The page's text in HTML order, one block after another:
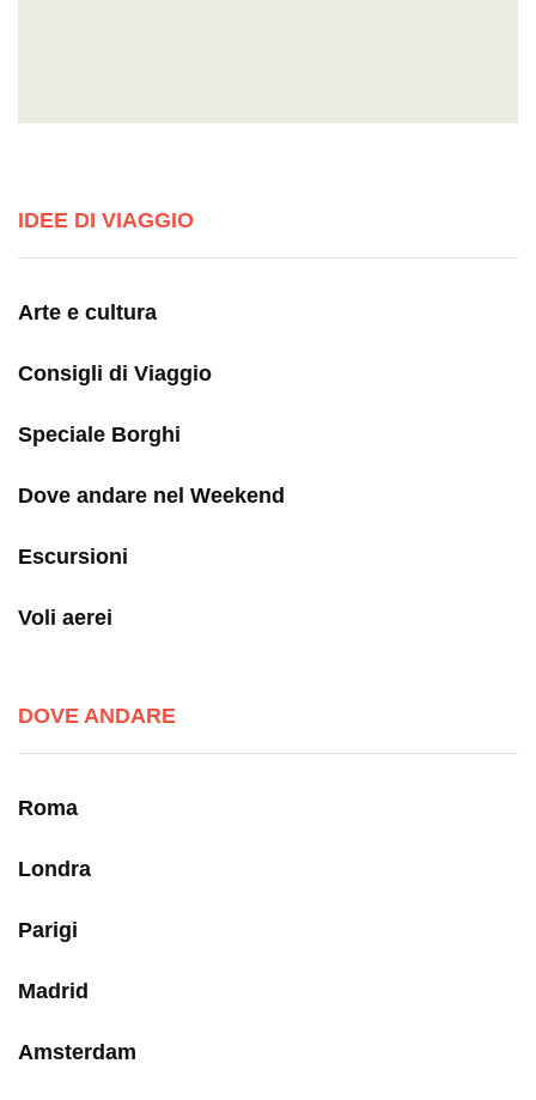
IDEE DI VIAGGIO
Arte e cultura
Consigli di Viaggio
Speciale Borghi
Dove andare nel Weekend
Escursioni
Voli aerei
DOVE ANDARE
Roma
Londra
Parigi
Madrid
Amsterdam